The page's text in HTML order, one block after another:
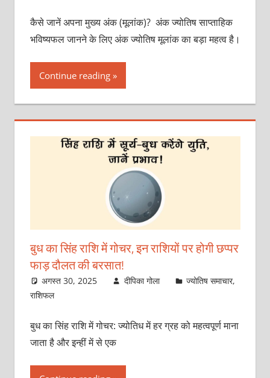
कैसे जानें अपना मुख्य अंक (मूलांक)? अंक ज्योतिष साप्ताहिक
भविष्यफल जानने के लिए अंक ज्योतिष मूलांक का बड़ा महत्व है।
Continue reading
बुध का सिंह राशि में गोचर, इन राशियों पर होगी छप्पर
फाड़ दौलत की बरसात!
अगस्त 30, 2025 दीपिका गोला ज्योतिष समाचार,
राशिफल
बुध का सिंह राशि में गोचर: ज्योतिध में हर ग्रह को महत्वपूर्ण माना
जाता है और इन्हीं में से एक